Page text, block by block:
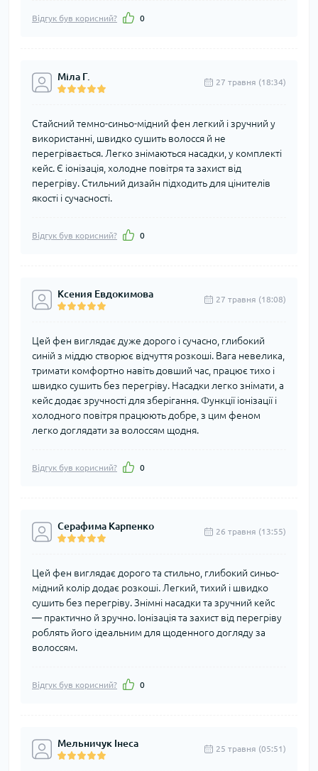
Відгук був корисний? 0
Міла Г. 27 травня (18:34)
Стайсний темно-синьо-мідний фен легкий і зручний у
використанні, швидко сушить волосся й не
перегрівається. Легко знімаються насадки, у комплекті
кейс. Є іонізація, холодне повітря та захист від
перегріву. Стильний дизайн підходить для цінителів
якості і сучасності.
Відгук був корисний? 0
Ксения Евдокимова 27 травня (18:08)
Цей фен виглядає дуже дорого і сучасно, глибокий
синій з міддю створює відчуття розкоші. Вага невелика,
тримати комфортно навіть довший час, працює тихо і
швидко сушить без перегріву. Насадки легко знімати, а
кейс додає зручності для зберігання. Функції іонізації і
холодного повітря працюють добре, з цим феном
легко доглядати за волоссям щодня.
Відгук був корисний? 0
Серафима Карпенко 26 травня (13:55)
Цей фен виглядає дорого та стильно, глибокий синьо-
мідний колір додає розкоші. Легкий, тихий і швидко
сушить без перегріву. Знімні насадки та зручний кейс
— практично й зручно. Іонізація та захист від перегріву
роблять його ідеальним для щоденного догляду за
волоссям.
Відгук був корисний? 0
Мельничук Інеса 25 травня (05:51)